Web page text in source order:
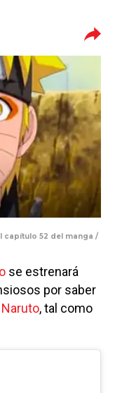
capítulo 52 del manga /
se estrenará
por saber
Naruto, tal como